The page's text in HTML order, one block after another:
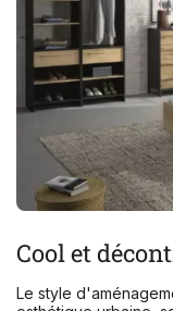
Cool et
Le style